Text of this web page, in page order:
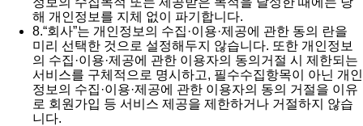
해 개인정보를 지체 없이 파기합니다.
8.“회사”는 개인정보의 수집·이용·제공에 관한 동의 란을
미리 선택한 것으로 설정해두지 않습니다. 또한 개인정보
의 수집·이용·제공에 관한 이용자의 동의거절 시 제한되는
서비스를 구체적으로 명시하고, 필수수집항목이 아닌 개인
정보의 수집·이용·제공에 관한 이용자의 동의 거절을 이유
로 회원가입 등 서비스 제공을 제한하거나 거절하지 않습
니다.